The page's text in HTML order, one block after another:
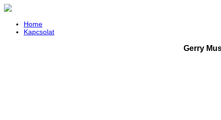
Home
Kapcsolat
Gerry